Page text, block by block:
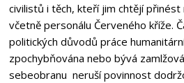
civilistů i těch, kteří jim chtějí
včetně personálu Červeného kříže.
politických důvodů práce
zpochybňována nebo bývá
sebeobranu neruší povinnost